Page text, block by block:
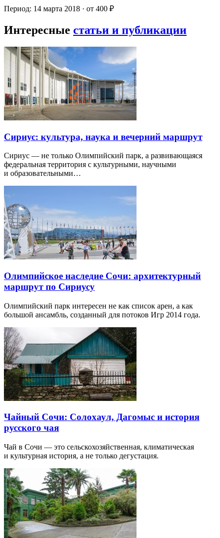
Период: 14 марта 2018 · от 400 ₽
Интересные статьи и публикации
Сириус: культура, наука и вечерний маршрут
Сириус — не только Олимпийский парк, а развивающаяся
федеральная территория с культурными, научными
и образовательными…
Олимпийское наследие Сочи: архитектурный
маршрут по Сириусу
Олимпийский парк интересен не как список арен, а как
большой ансамбль, созданный для потоков Игр 2014 года.
Чайный Сочи: Солохаул, Дагомыс и история
русского чая
Чай в Сочи — это сельскохозяйственная, климатическая
и культурная история, а не только дегустация.